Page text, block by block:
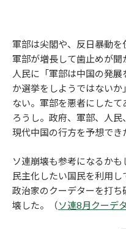
軍部は尖閣や、反日暴動
軍部が増長して歯止めが
人民に「軍部は中国の発
か選挙をしようではない
ない。軍部を悪者にした
ろうし。政府、軍部、人民
現代中国の行方を予想でき
ソ連崩壊も参考になるか
民主化したい国民を利用
政治家のクーデターを打
壊した。（ソ連8月クーデ